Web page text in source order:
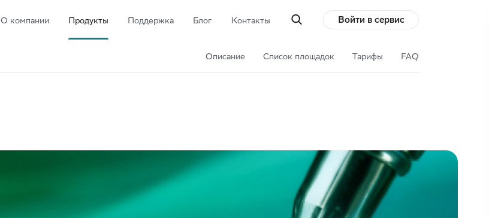
О компании Продукты Поддержка Блог Контакты Войти в сервис
Описание Список площадок Тарифы FAQ